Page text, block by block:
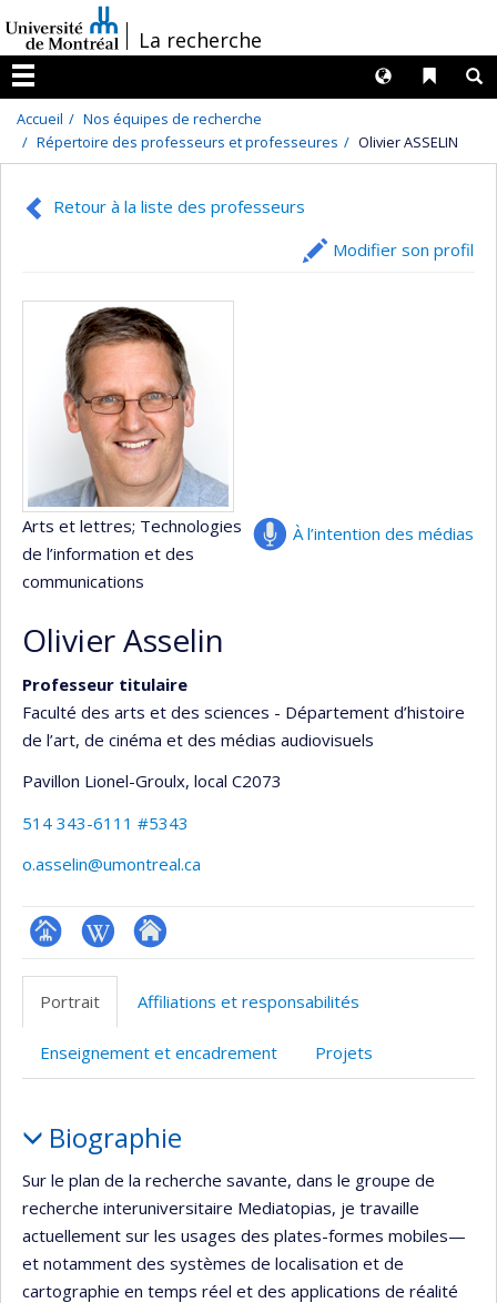
au
contenu
/La recherche
Menu
Liens
Langues
Accueil
Nos équipes de recherche
Répertoire des professeurs et professeures
Olivier ASSELIN
Retour à la liste des professeurs
Modifier son profil
À l’intention des médias
Arts et lettres; Technologies
de l’information et des
communications
Olivier Asselin
Professeur titulaire
Faculté des arts et des sciences - Département d’histoire
de l’art, de cinéma et des médias audiovisuels
Pavillon Lionel-Groulx, local C2073
514 343-6111 #5343
o.asselin@umontreal.ca
Page Wiki
Autre
site
Portrait Affiliations et responsabilités
Enseignement et encadrement Projets
Biographie
Sur le plan de la recherche savante, dans le groupe de
recherche interuniversitaire Mediatopias, je travaille
actuellement sur les usages des plates-formes mobiles—
et notamment des systèmes de localisation et de
cartographie en temps réel et des applications de réalité